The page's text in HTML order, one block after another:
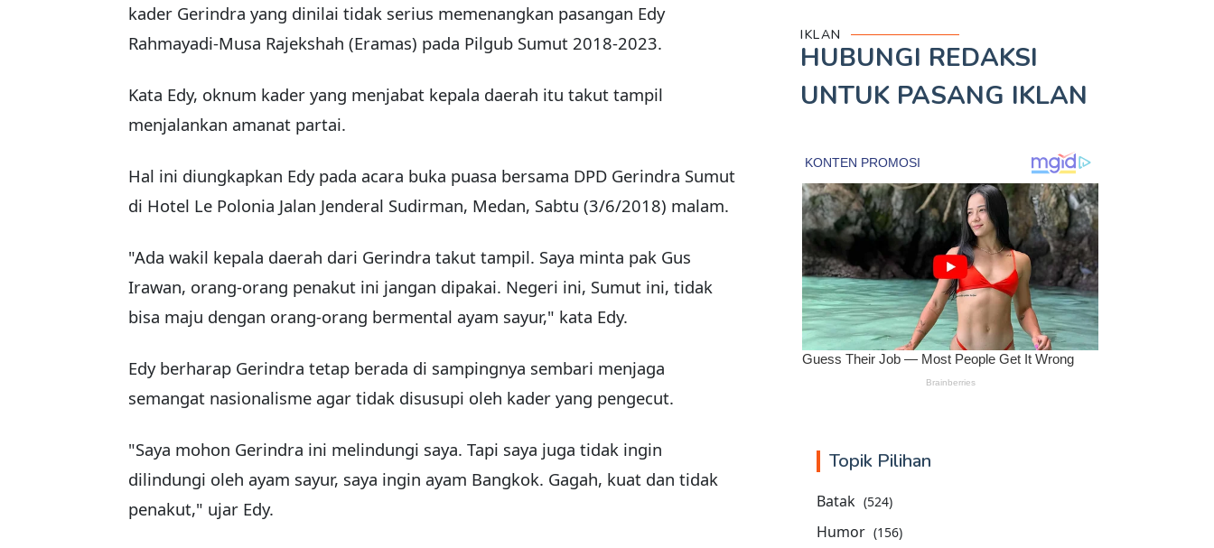
kader Gerindra yang dinilai tidak serius memenangkan pasangan Edy
Rahmayadi-Musa Rajekshah (Eramas) pada Pilgub Sumut 2018-2023.
Kata Edy, oknum kader yang menjabat kepala daerah itu takut tampil
menjalankan amanat partai.
Hal ini diungkapkan Edy pada acara buka puasa bersama DPD Gerindra Sumut
di Hotel Le Polonia Jalan Jenderal Sudirman, Medan, Sabtu (3/6/2018) malam.
"Ada wakil kepala daerah dari Gerindra takut tampil. Saya minta pak Gus
Irawan, orang-orang penakut ini jangan dipakai. Negeri ini, Sumut ini, tidak
bisa maju dengan orang-orang bermental ayam sayur," kata Edy.
Edy berharap Gerindra tetap berada di sampingnya sembari menjaga
semangat nasionalisme agar tidak disusupi oleh kader yang pengecut.
"Saya mohon Gerindra ini melindungi saya. Tapi saya juga tidak ingin
dilindungi oleh ayam sayur, saya ingin ayam Bangkok. Gagah, kuat dan tidak
penakut," ujar Edy.
IKLAN
HUBUNGI REDAKSI
UNTUK PASANG IKLAN
Topik Pilihan
Batak (524)
Humor (156)